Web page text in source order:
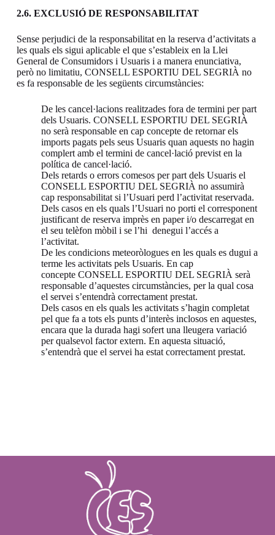
2.6. EXCLUSIÓ DE RESPONSABILITAT
Sense perjudici de la responsabilitat en la reserva d’activitats a
les quals els sigui aplicable el que s’estableix en la Llei
General de Consumidors i Usuaris i a manera enunciativa,
però no limitatiu, CONSELL ESPORTIU DEL SEGRIÀ no
es fa responsable de les següents circumstàncies:
De les cancel·lacions realitzades fora de termini per part
dels Usuaris. CONSELL ESPORTIU DEL SEGRIÀ
no serà responsable en cap concepte de retornar els
imports pagats pels seus Usuaris quan aquests no hagin
complert amb el termini de cancel·lació previst en la
política de cancel·lació.
Dels retards o errors comesos per part dels Usuaris el
CONSELL ESPORTIU DEL SEGRIÀ no assumirà
cap responsabilitat si l’Usuari perd l’activitat reservada.
Dels casos en els quals l’Usuari no porti el corresponent
justificant de reserva imprès en paper i/o descarregat en
el seu telèfon mòbil i se l’hi denegui l’accés a
l’activitat.
De les condicions meteoròlogues en les quals es dugui a
terme les activitats pels Usuaris. En cap
concepte CONSELL ESPORTIU DEL SEGRIÀ serà
responsable d’aquestes circumstàncies, per la qual cosa
el servei s’entendrà correctament prestat.
Dels casos en els quals les activitats s’hagin completat
pel que fa a tots els punts d’interès inclosos en aquestes,
encara que la durada hagi sofert una lleugera variació
per qualsevol factor extern. En aquesta situació,
s’entendrà que el servei ha estat correctament prestat.